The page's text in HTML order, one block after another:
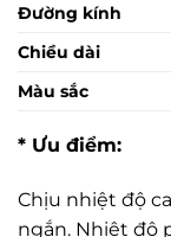
Đường kính
Chiều dài
Màu sắc
* Ưu điểm:
Chịu nhiệt độ
ngắn. Nhiệt độ